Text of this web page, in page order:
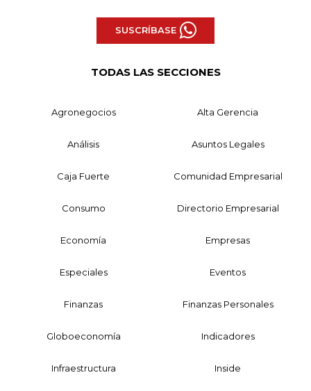
SUSCRÍBASE
TODAS LAS SECCIONES
Agronegocios Alta Gerencia
Análisis Asuntos Legales
Caja Fuerte Comunidad Empresarial
Consumo Directorio Empresarial
Economía Empresas
Especiales Eventos
Finanzas Finanzas Personales
Globoeconomía Indicadores
Infraestructura Inside